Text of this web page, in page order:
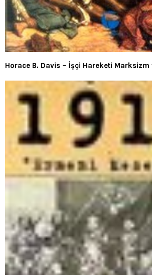
Horace B. Davis – İşçi Hareketi